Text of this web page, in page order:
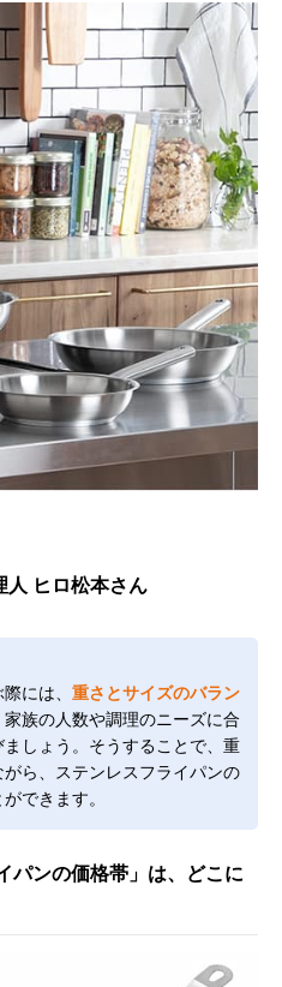
人 ヒロ松本さん
には、 重さとサイズのバラン
族の人数や調理のニーズに合
しょう。そうすることで、重
ら、ステンレスフライパンの
できます。
パンの価格帯」は、どこに